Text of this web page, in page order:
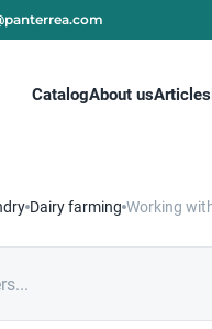
CatalogAbout usArticles
Dairy farming Working